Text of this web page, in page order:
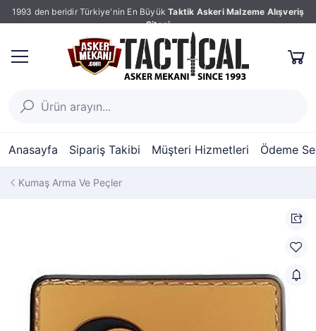
1993 den beridir Türkiye'nin En Büyük Taktik Askeri Malzeme Alışveriş
Sitesi
Anasayfa Sipariş Takibi Müşteri Hizmetleri Ödeme
Kumaş Arma Ve Peçler